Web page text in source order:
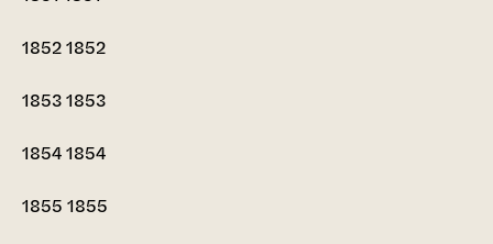
18521852
18531853
18541854
1855 1855